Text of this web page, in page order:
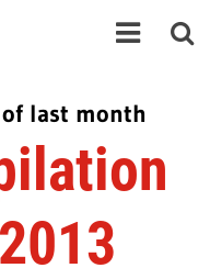
last month